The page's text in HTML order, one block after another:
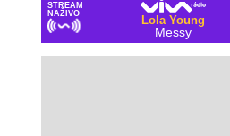
STREAM
NAŽIVO
Lola Young
Messy